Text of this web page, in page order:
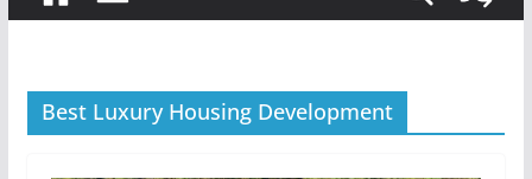
Best Luxury Housing Development